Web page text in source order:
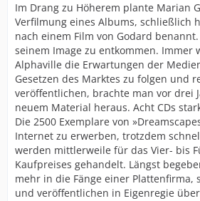
Im Drang zu Höherem plante Marian
Verfilmung eines Albums, schließlich
nach einem Film von Godard
seinem Image zu entkommen. Immer
Alphaville die Erwartungen der
Gesetzen des Marktes zu folgen und
veröffentlichen, brachte man vor drei
neuem Material heraus. Acht CDs
Die 2500 Exemplare von
Internet zu erwerben, trotzdem
werden mittlerweile für das Vier- bis
Kaufpreises gehandelt. Längst
mehr in die Fänge einer Plattenfirma,
und veröffentlichen in Eigenregie